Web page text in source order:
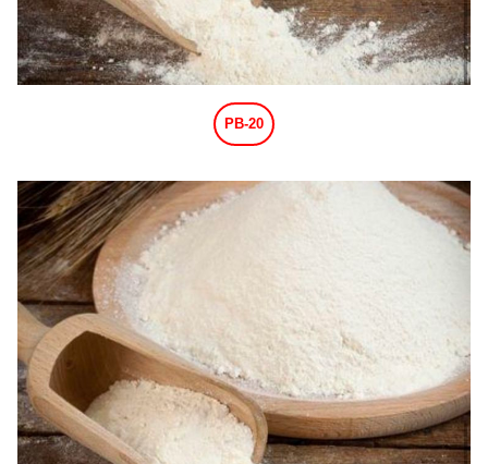
PB-20